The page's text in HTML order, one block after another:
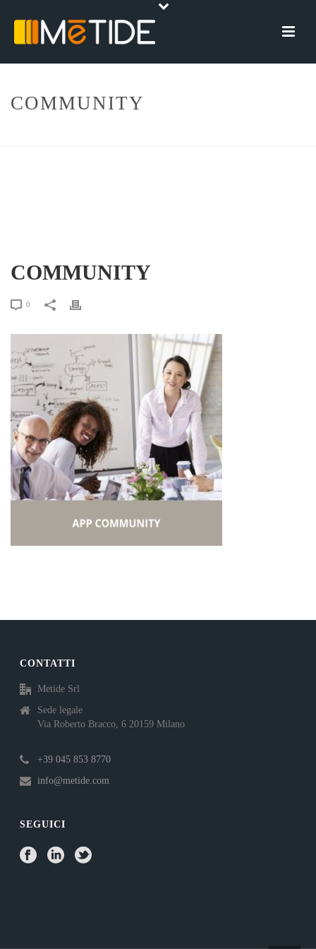
COMMUNITY
COMMUNITY
0
CONTATTI
Metide Srl
Sede legale
Via Roberto Bracco, 6 20159 Milano
+39 045 853 8770
info@metide.com
SEGUICI